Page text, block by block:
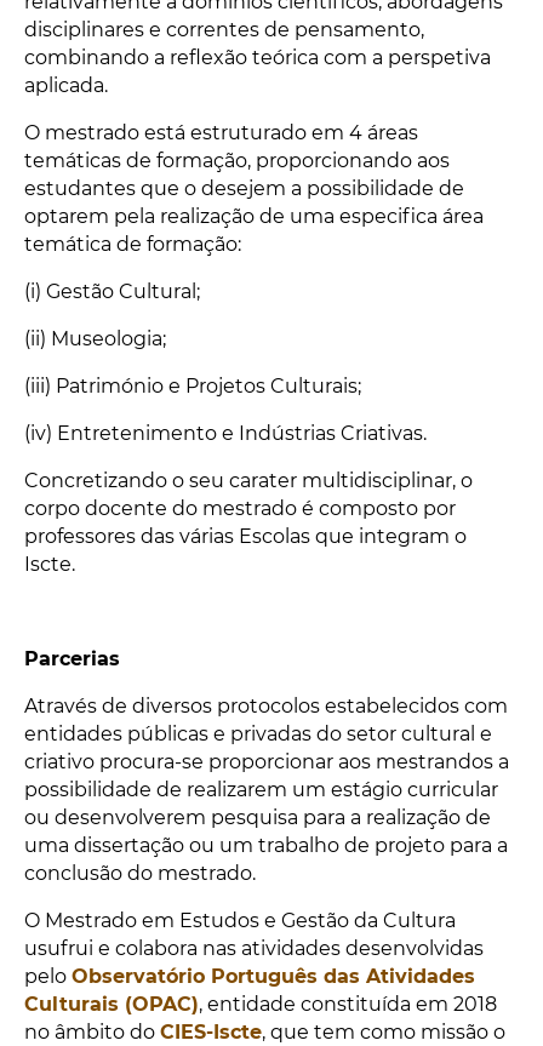
disciplinares e correntes de pensamento,
combinando a reflexão teórica com a perspetiva
aplicada.
O mestrado está estruturado em 4 áreas
temáticas de formação, proporcionando aos
estudantes que o desejem a possibilidade de
optarem pela realização de uma especifica área
temática de formação:
(i) Gestão Cultural;
(ii) Museologia;
(iii) Património e Projetos Culturais;
(iv) Entretenimento e Indústrias Criativas.
Concretizando o seu carater multidisciplinar, o
corpo docente do mestrado é composto por
professores das várias Escolas que integram o
Iscte.
Parcerias
Através de diversos protocolos estabelecidos com
entidades públicas e privadas do setor cultural e
criativo procura-se proporcionar aos mestrandos a
possibilidade de realizarem um estágio curricular
ou desenvolverem pesquisa para a realização de
uma dissertação ou um trabalho de projeto para a
conclusão do mestrado.
O Mestrado em Estudos e Gestão da Cultura
usufrui e colabora nas atividades desenvolvidas
pelo Observatório Português das Atividades
Culturais (OPAC), entidade constituída em 2018
no âmbito do CIES-Iscte, que tem como missão o